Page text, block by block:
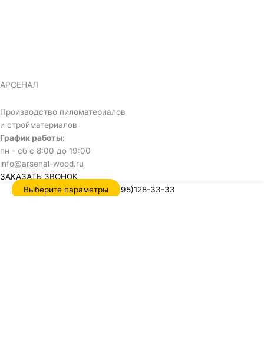
АРСЕНАЛ
Производство пиломатериалов
и стройматериалов
График работы:
пн - сб с 8:00 до 19:00
info@arsenal-wood.ru
ЗАКАЗАТЬ ЗВОНОК
+7(495)128-33-33
Выберите параметры